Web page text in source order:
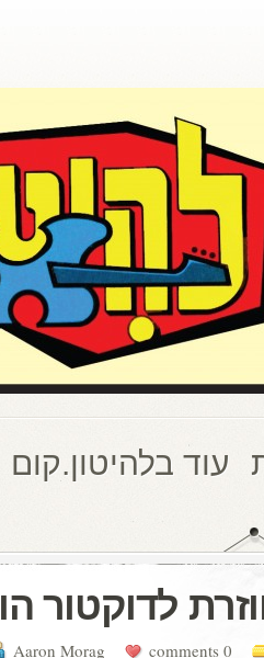
עוד בלהיטון.קום
לדוקטור הו
Aaron Morag 0 comments